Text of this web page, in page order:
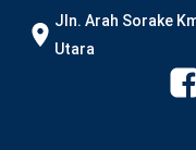
JIn. Arah Sorake
Utara